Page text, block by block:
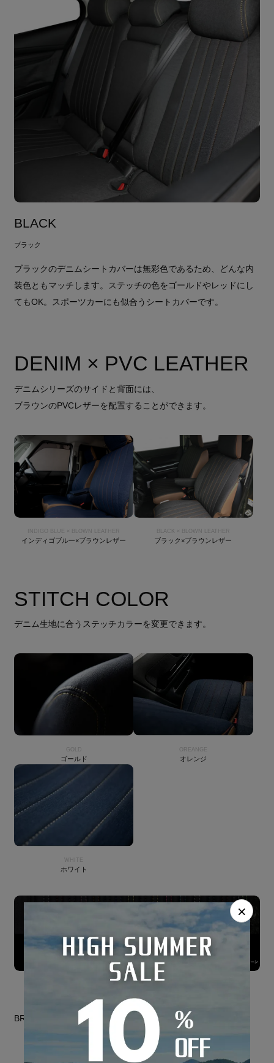
BLACK
ブラック
ブラックのデニムシートカバーは無彩色であるため、どんな内
装色ともマッチします。ステッチの色をゴールドやレッドにし
てもOK。スポーツカーにも似合うシートカバーです。
DENIM × PVC LEATHER
デニムシリーズのサイドと背面には、
ブラウンのPVCレザーを配置することができます。
INDIGO BLUE × BLOWN LEATHER
インディゴブルー×ブラウンレザー
BLACK × BLOWN LEATHER
ブラック×ブラウンレザー
STITCH COLOR
デニム生地に合うステッチカラーを変更できます。
GOLD
ゴールド
OREANGE
オレンジ
WHITE
ホワイト
BRAND SITE
×